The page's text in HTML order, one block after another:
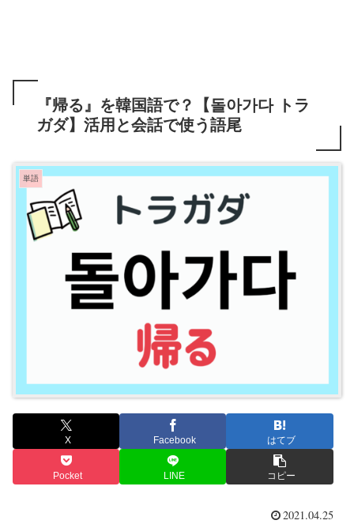
『帰る』を韓国語で？【돌아가다 トラ
ガダ】活用と会話で使う語尾
単語
X Facebook はてブ
Pocket LINE コピー
2021.04.25